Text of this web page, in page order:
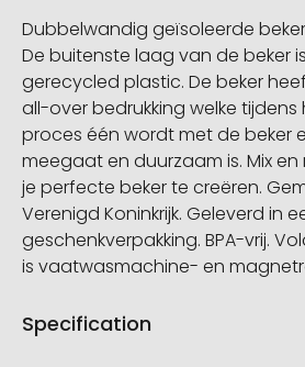
Dubbelwandig geïsoleerde
De buitenste laag van de beker
gerecycled plastic. De beker
all-over bedrukking welke
proces één wordt met de beker
meegaat en duurzaam is. Mix
je perfecte beker te creëren.
Verenigd Koninkrijk. Geleverd in
geschenkverpakking. BPA-vrij.
is vaatwasmachine- en
Specification